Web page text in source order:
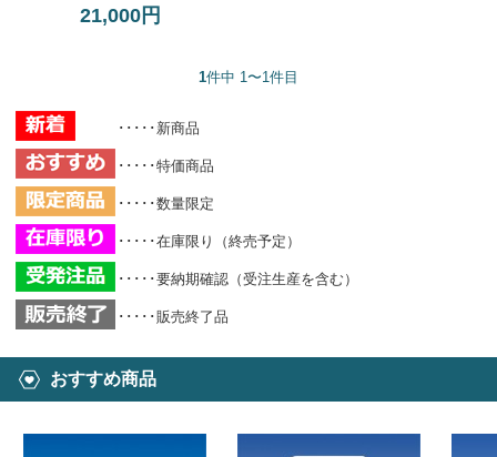
21,000円
1件中 1〜1件目
･････新商品
･････特価商品
･････数量限定
･････在庫限り（終売予定）
･････要納期確認（受注生産を含む）
･････販売終了品
おすすめ商品